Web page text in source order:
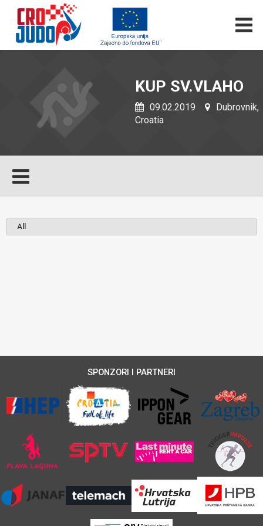
KUP SV.VLAHO
09.02.2019
Dubrovnik,
Croatia
SPONZORI I PARTNERI